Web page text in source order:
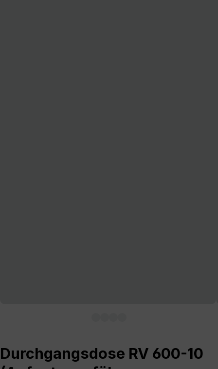
Durchgangsdose RV 600-10